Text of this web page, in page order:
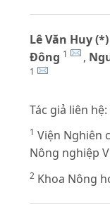
Lê Văn Huy (*)
Đông 1 ,
1
Tác giả liên hệ:
1 Viện Nghiên
Nông nghiệp
2 Khoa Nông